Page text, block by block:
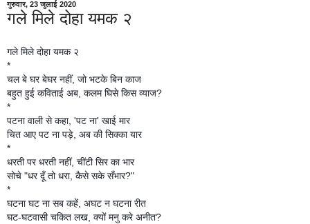
गुरुवार, 23 जुलाई 2020
गले मिले दोहा यमक २
गले मिले दोहा यमक २
*
चल बे घर बेघर नहीं, जो भटके बिन काज
बहुत हुई कविताई अब, कलम घिसे किस व्याज?
*
पटना वाली से कहा, 'पट ना' खाई मार
चित आए पट ना पड़े, अब की सिक्का यार
*
धरती पर धरती नहीं, चींटी सिर का भार
सोचे "धर दूँ तो धरा, कैसे सके सँभार?"
*
घटना घट ना सब कहें, अघट न घटना रीत
घट-घटवासी चकित लख, क्यों मनु करे अनीत?